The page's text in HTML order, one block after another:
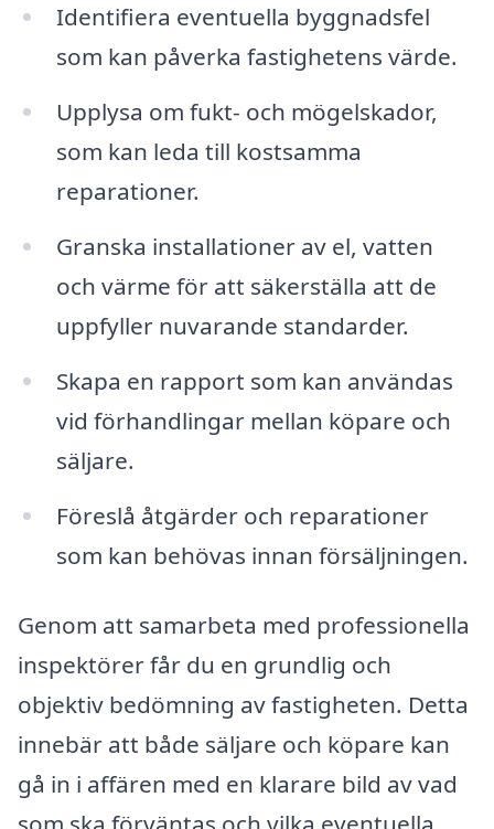
Identifiera eventuella byggnadsfel
som kan påverka fastighetens värde.
Upplysa om fukt- och mögelskador,
som kan leda till kostsamma
reparationer.
Granska installationer av el, vatten
och värme för att säkerställa att de
uppfyller nuvarande standarder.
Skapa en rapport som kan användas
vid förhandlingar mellan köpare och
säljare.
Föreslå åtgärder och reparationer
som kan behövas innan försäljningen.
Genom att samarbeta med professionella
inspektörer får du en grundlig och
objektiv bedömning av fastigheten. Detta
innebär att både säljare och köpare kan
gå in i affären med en klarare bild av vad